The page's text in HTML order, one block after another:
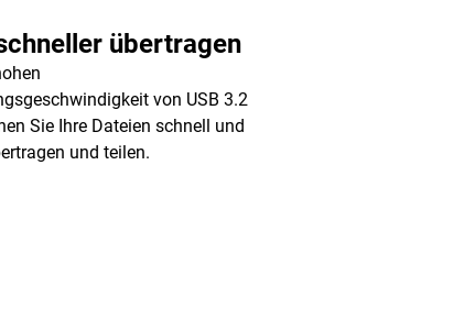
übertragen
von USB 3.2
Sie Ihre Dateien schnell und
und teilen.